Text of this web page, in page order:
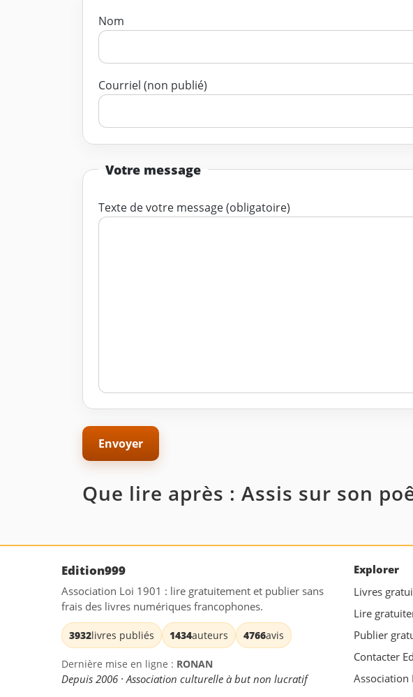
Nom
Courriel (non publié)
Votre message
Texte de votre message (obligatoire)
Que lire après : Assis sur son
Edition999
Association Loi 1901 : lire gratuitement et publier sans
frais des livres numériques francophones.
3932livres publiés 1434auteurs 4766avis
Dernière mise en ligne : RONAN
Depuis 2006 · Association culturelle à but non lucratif
Explorer
Livres
Lire
Publier
Contacter
Association